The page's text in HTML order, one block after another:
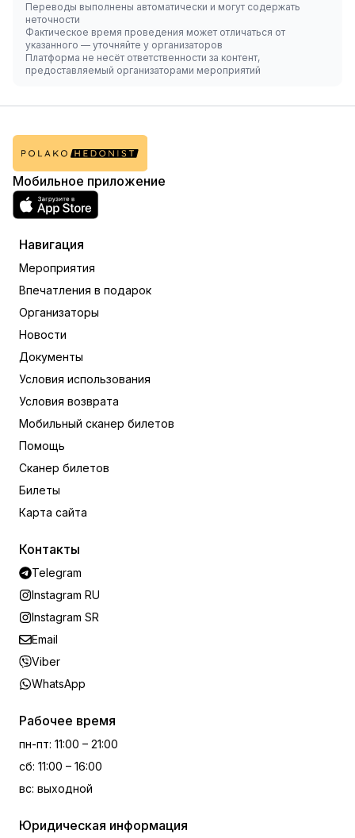
Переводы выполнены автоматически и могут содержать
неточности
Фактическое время проведения может отличаться от
указанного — уточняйте у организаторов
Платформа не несёт ответственности за контент,
предоставляемый организаторами мероприятий
Мобильное приложение
Навигация
Мероприятия
Впечатления в подарок
Организаторы
Новости
Документы
Условия использования
Условия возврата
Мобильный сканер билетов
Помощь
Сканер билетов
Билеты
Карта сайта
Контакты
Telegram
Instagram RU
Instagram SR
Email
Viber
WhatsApp
Рабочее время
пн-пт: 11:00 – 21:00
сб: 11:00 – 16:00
вс: выходной
Юридическая информация